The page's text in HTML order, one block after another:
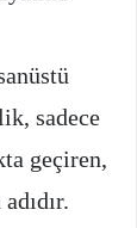
sadece
geçiren,